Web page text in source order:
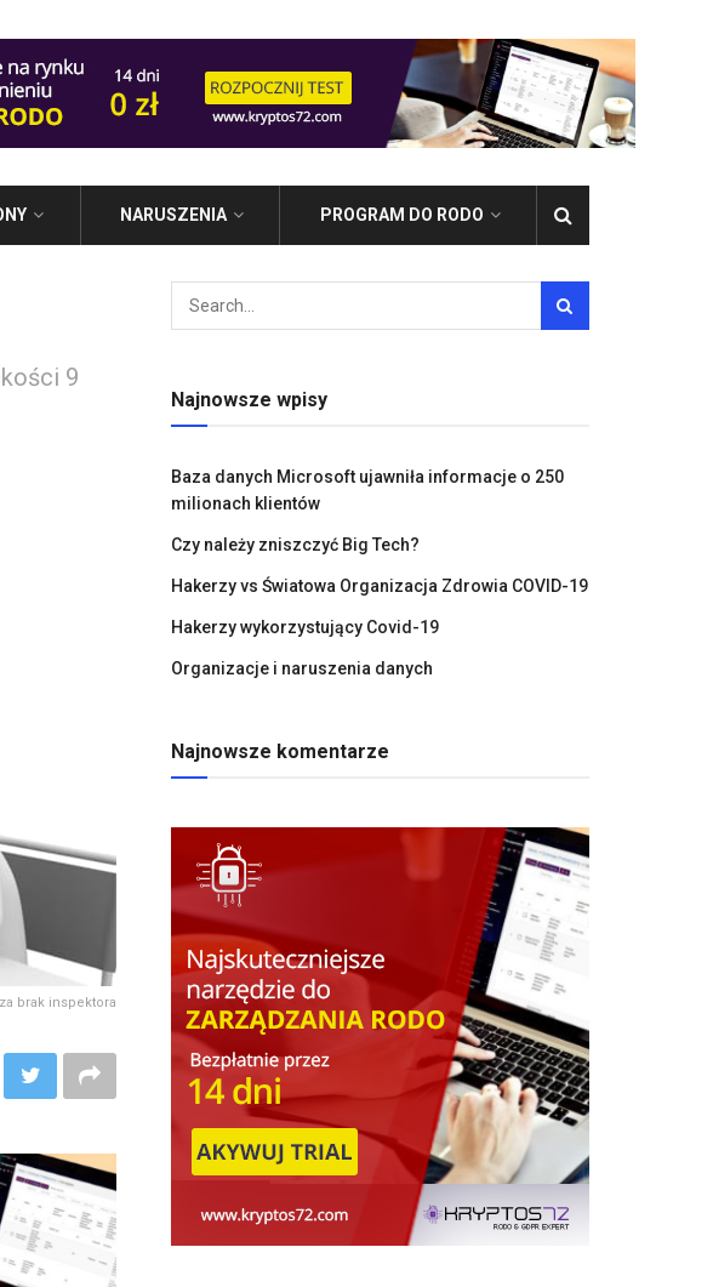
NARUSZENIA PROGRAM DO RODO
9
za brak inspektora
Najnowsze wpisy
Baza danych Microsoft ujawniła informacje o 250
milionach klientów
Czy należy zniszczyć Big Tech?
Hakerzy vs Światowa Organizacja Zdrowia COVID-19
Hakerzy wykorzystujący Covid-19
Organizacje i naruszenia danych
Najnowsze komentarze